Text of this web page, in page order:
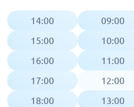
14:00
15:00
16:00
17:00
18:00
09:00
10:00
11:00
12:00
13:00